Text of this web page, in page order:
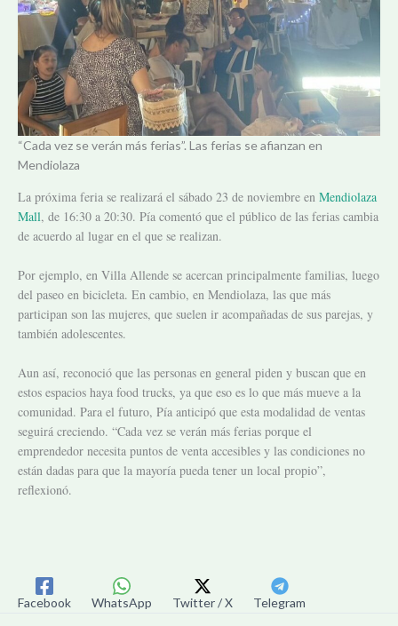
“Cada vez se verán más ferias”. Las ferias se afianzan en
Mendiolaza
La próxima feria se realizará el sábado 23 de noviembre en Mendiolaza
Mall, de 16:30 a 20:30. Pía comentó que el público de las ferias cambia
de acuerdo al lugar en el que se realizan.
Por ejemplo, en Villa Allende se acercan principalmente familias, luego
del paseo en bicicleta. En cambio, en Mendiolaza, las que más
participan son las mujeres, que suelen ir acompañadas de sus parejas, y
también adolescentes.
Aun así, reconoció que las personas en general piden y buscan que en
estos espacios haya food trucks, ya que eso es lo que más mueve a la
comunidad. Para el futuro, Pía anticipó que esta modalidad de ventas
seguirá creciendo. “Cada vez se verán más ferias porque el
emprendedor necesita puntos de venta accesibles y las condiciones no
están dadas para que la mayoría pueda tener un local propio”,
reflexionó.
Facebook WhatsApp Twitter / X Telegram